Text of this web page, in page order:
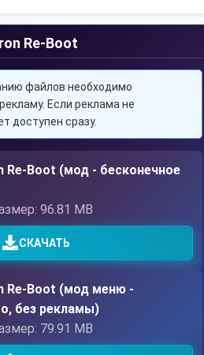
Re-Boot
файлов необходимо
Если реклама не
доступен сразу.
Re-Boot (мод - бесконечное
96.81 MB
СКАЧАТЬ
Re-Boot (мод меню -
без рекламы)
79.91 MB